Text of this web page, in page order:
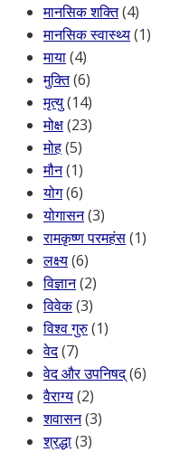
मानसिक शक्ति(4)
मानसिक स्वास्थ्य(1)
माया(4)
मुक्ति(6)
मृत्यु(14)
मोक्ष(23)
मोह(5)
मौन(1)
योग(6)
योगासन(3)
रामकृष्ण परमहंस(1)
लक्ष्य(6)
विज्ञान(2)
विवेक(3)
विश्व गुरु(1)
वेद(7)
वेद और उपनिषद्(6)
वैराग्य(2)
शवासन(3)
श्रद्धा(3)